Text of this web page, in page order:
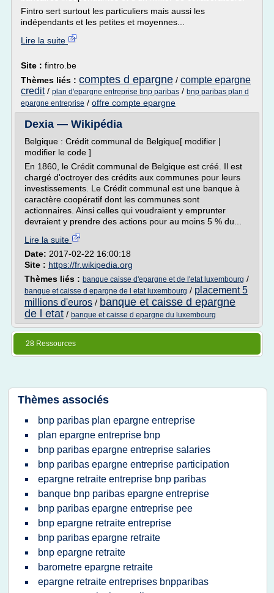
Fintro sert surtout les particuliers mais aussi les
indépendants et les petites et moyennes...
Lire la suite
Site : fintro.be
Thèmes liés : comptes d epargne / compte epargne
credit/ plan d'epargne entreprise bnp paribas / bnp paribas plan d
epargne entreprise / offre compte epargne
Dexia — Wikipédia
Belgique : Crédit communal de Belgique[ modifier |
modifier le code ]
En 1860, le Crédit communal de Belgique est créé. Il est
chargé d'octroyer des crédits aux communes pour leurs
investissements. Le Crédit communal est une banque à
caractère coopératif dont les communes sont
actionnaires. Ainsi celles qui voudraient y emprunter
devraient y prendre des actions pour au moins 5 % du...
Lire la suite
Date: 2017-02-22 16:00:18
Site : https://fr.wikipedia.org
Thèmes liés : banque caisse d'epargne et de l'etat luxembourg /
banque et caisse d epargne de l etat luxembourg / placement 5
millions d'euros / banque et caisse d epargne
de l etat / banque et caisse d epargne du luxembourg
28 Ressources
Thèmes associés
bnp paribas plan epargne entreprise
plan epargne entreprise bnp
bnp paribas epargne entreprise salaries
bnp paribas epargne entreprise participation
epargne retraite entreprise bnp paribas
banque bnp paribas epargne entreprise
bnp paribas epargne entreprise pee
bnp epargne retraite entreprise
bnp paribas epargne retraite
bnp epargne retraite
barometre epargne retraite
epargne retraite entreprises bnpparibas